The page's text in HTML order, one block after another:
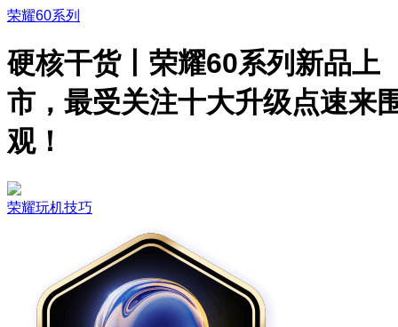
荣耀60系列
硬核干货丨荣耀60系列新品上
市，最受关注十大升级点速来
观！
荣耀玩机技巧